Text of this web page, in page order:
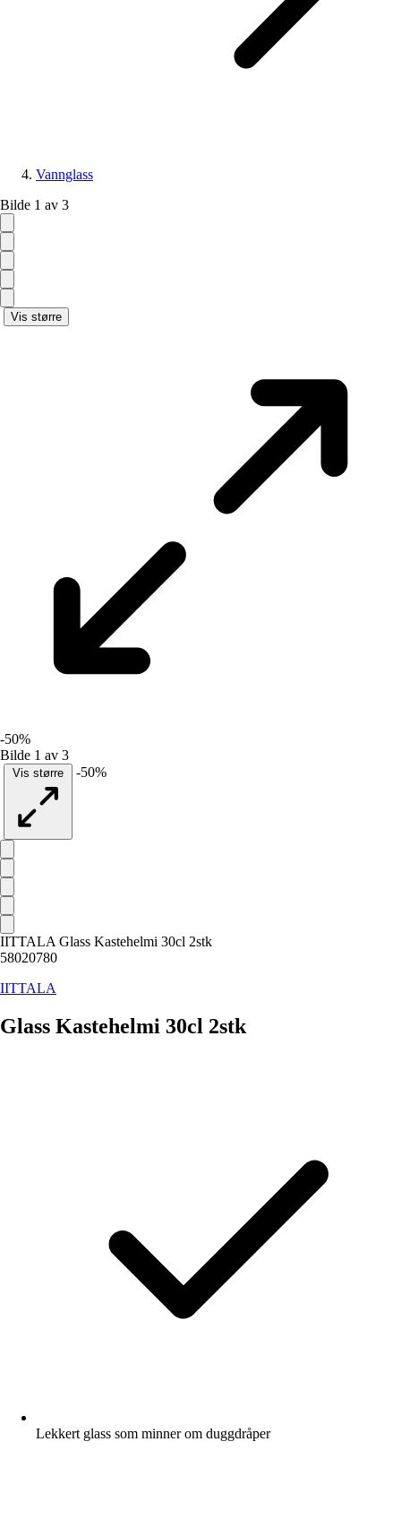
Vannglass
Bilde 1 av 3
Vis større
-50%
Bilde 1 av 3
Vis større -50%
IITTALA Glass Kastehelmi 30cl 2stk
58020780
IITTALA
Glass Kastehelmi 30cl 2stk
Lekkert glass som minner om duggdråper